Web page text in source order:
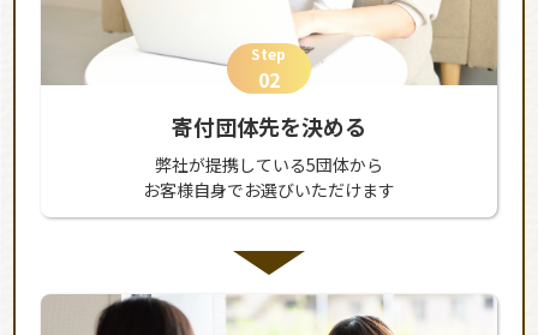
Step
02
寄付団体先を決める
弊社が提携している5団体から
お客様自身でお選びいただけます